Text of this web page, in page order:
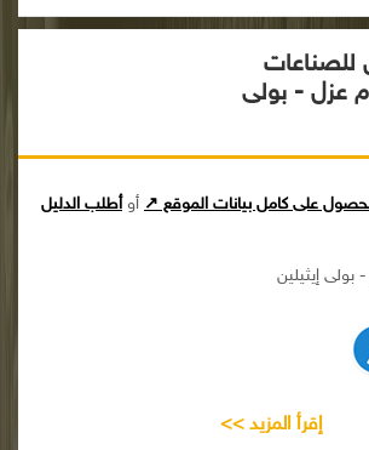
عزل - بولى
على كامل بيانات الموقع ↗ أوأطلب الدليل
إيثيلين
إقرأ المزيد >>